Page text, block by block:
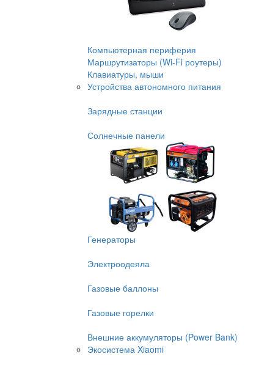
Компьютерная периферия
Маршрутизаторы (Wi-Fi роутеры)
Клавиатуры, мыши
Устройства автономного питания
Зарядные станции
Солнечные панели
Генераторы
Электроодеяла
Газовые баллоны
Газовые горелки
Внешние аккумуляторы (Power Bank)
Экосистема Xiaomi